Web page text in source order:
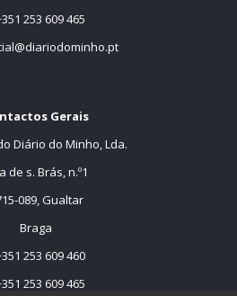
253 609 465
Gerais
Diário do Minho, Lda.
de s. Brás, n.º1
089, Gualtar
Braga
253 609 460
253 609 465